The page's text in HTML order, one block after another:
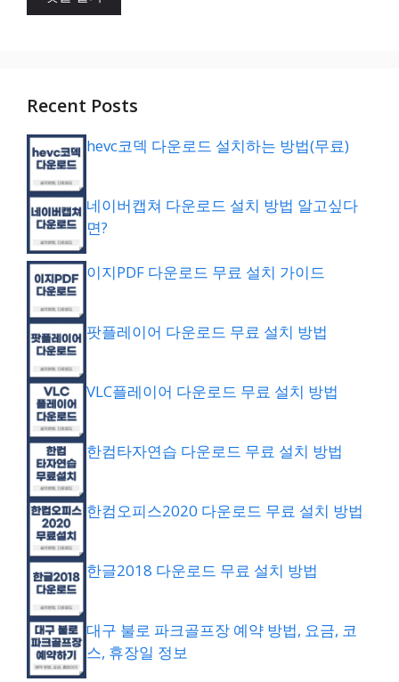
Recent Posts
hevc코덱 다운로드 설치하는 방법(무료)
네이버캡쳐 다운로드 설치 방법 알고싶다
면?
이지PDF 다운로드 무료 설치 가이드
팟플레이어 다운로드 무료 설치 방법
VLC플레이어 다운로드 무료 설치 방법
한컴타자연습 다운로드 무료 설치 방법
한컴오피스2020 다운로드 무료 설치 방법
한글2018 다운로드 무료 설치 방법
대구 불로 파크골프장 예약 방법, 요금, 코
스, 휴장일 정보